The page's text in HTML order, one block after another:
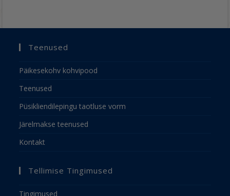
Teenused
Päikesekohv kohvipood
Teenused
Püsikliendilepingu taotluse vorm
Järelmakse teenused
Kontakt
Tellimise Tingimused
Tingimused